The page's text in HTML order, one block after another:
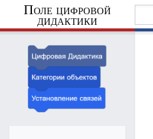
Поле цифровой
дидактики